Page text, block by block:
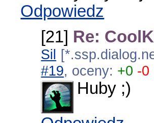
Odpowiedz
[21] Re:
Sil
#19, oceny: +0 -0
Huby ;)